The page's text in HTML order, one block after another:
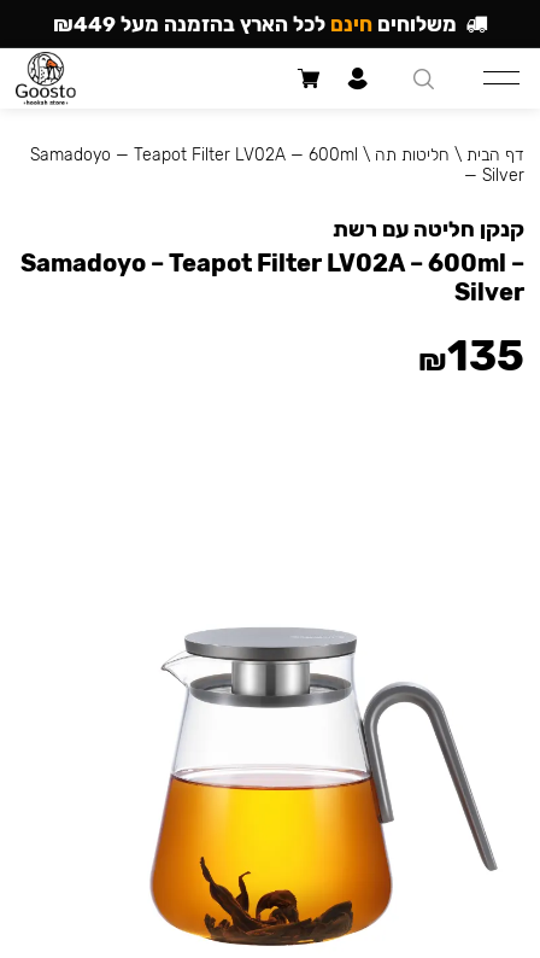
דף הבית \ חליטות תה \
Samadoyo — Teapot Filter LV02A — 600ml
— Silver
קנקן חליטה עם רשת
Samadoyo – Teapot Filter LV02A – 600ml –
Silver
₪135
משלוחים חינם לכל הארץ בהזמנה מעל ₪449